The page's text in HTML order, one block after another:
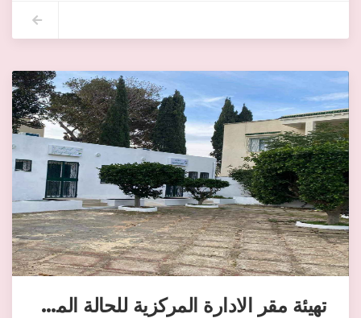
تهيئة مقر الادارة المركزية للحالة المدنية بمنتزه